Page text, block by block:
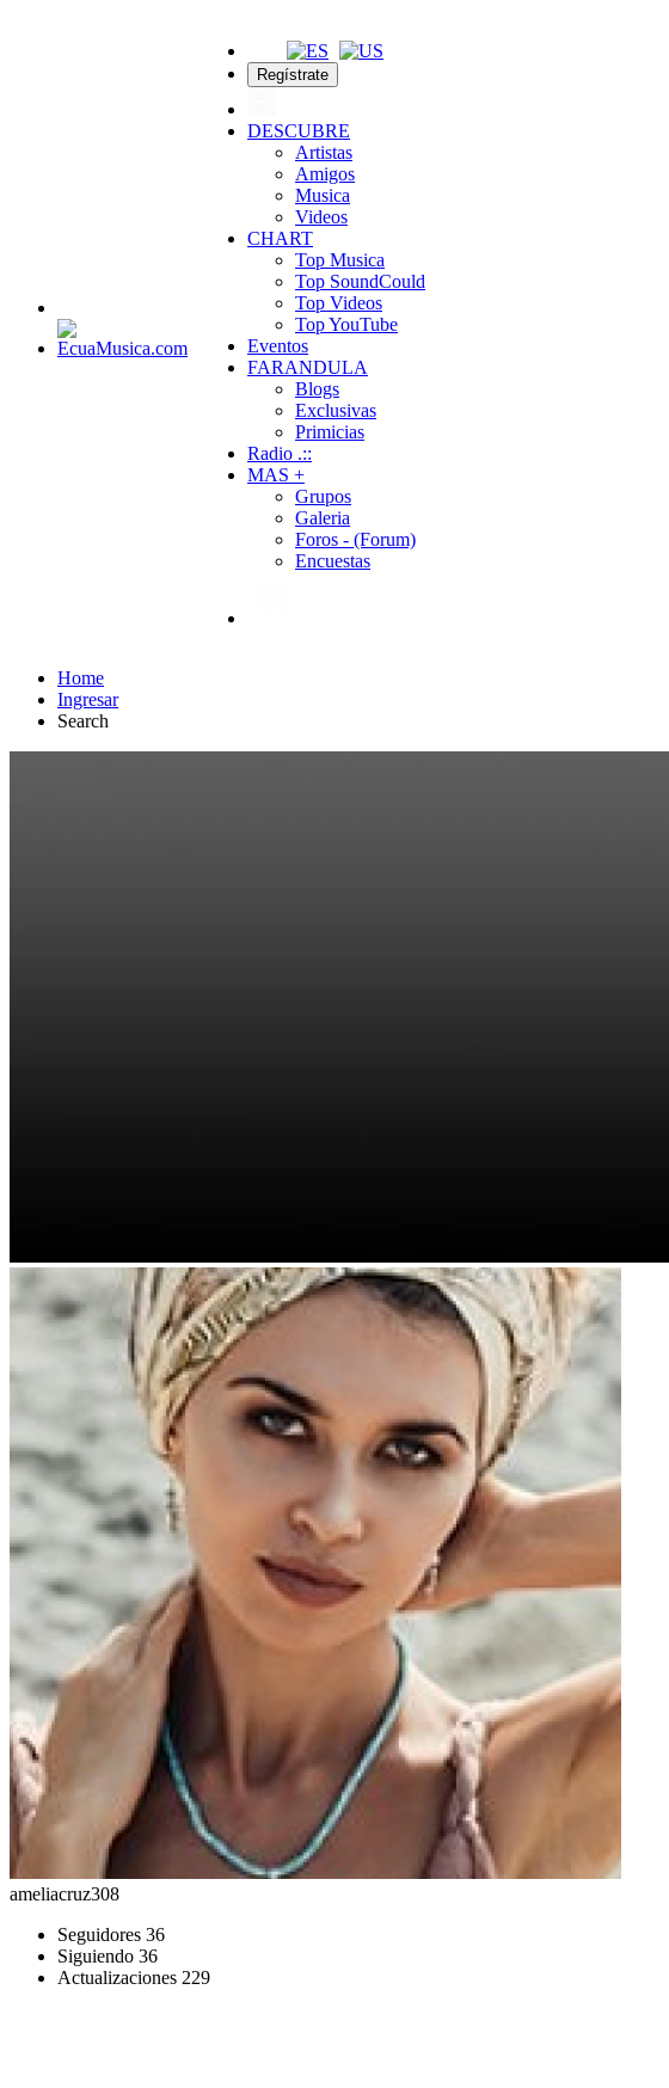
Regístrate
DESCUBRE
Artistas
Amigos
Musica
Videos
CHART
Top Musica
Top SoundCould
Top Videos
Top YouTube
Eventos
FARANDULA
Blogs
Exclusivas
Primicias
Radio .::
MAS +
Grupos
Galeria
Foros - (Forum)
Encuestas
Home
Ingresar
Search
ameliacruz308
Seguidores 36
Siguiendo 36
Actualizaciones 229